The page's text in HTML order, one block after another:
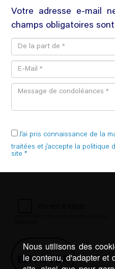
Votre adresse e-mail
champs obligatoires
J’ai pris connaissance de la
traitées et j’accepte la politique
site *
Nous utilisons des
le contenu, d'adapter et